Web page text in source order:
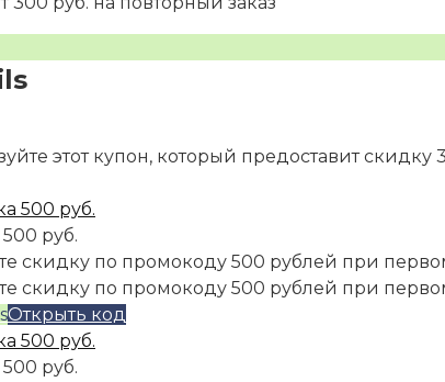
этот купон, который предоставит
руб.
скидку по промокоду 500 рублей при
скидку по промокоду 500 рублей при
Открыть код
руб.